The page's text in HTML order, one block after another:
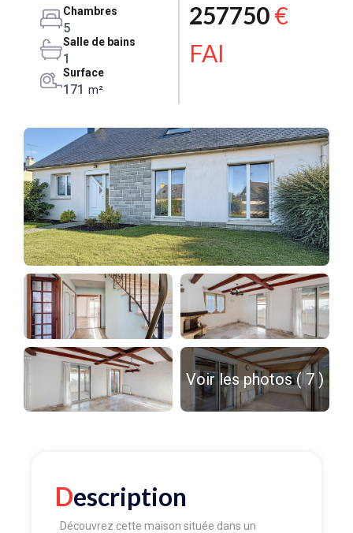
Chambres
5
Salle de bains
1
Surface
171 m²
257750€
FAI
Voir les photos ( 7 )
Description
Découvrez cette maison située dans un